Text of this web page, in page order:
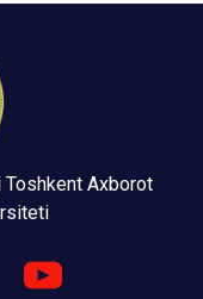
Axborot